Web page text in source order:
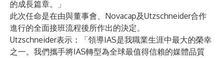
的成長篇章。」
此次任命是在由與董事會、Novacap及Utzschneider合作
進行的全面接班流程後所作出的決定。
Utzschneider表示：「領導IAS是我職業生涯中最大的榮幸
之一。我們攜手將IAS轉型為全球最值得信賴的媒體品質